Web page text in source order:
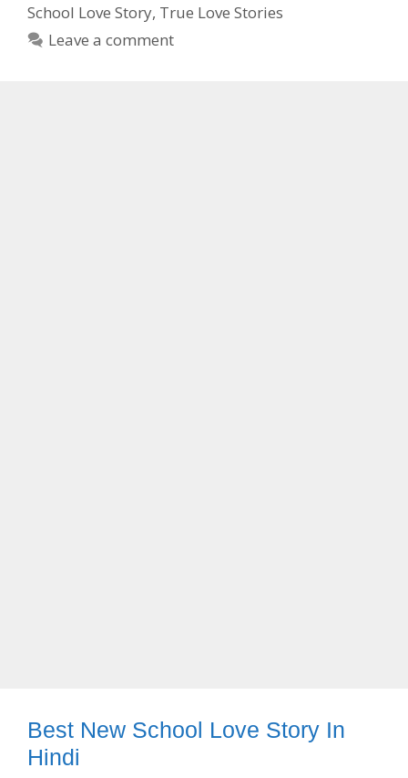
School Love Story, True Love Stories
Leave a comment
Best New School Love Story In
Hindi